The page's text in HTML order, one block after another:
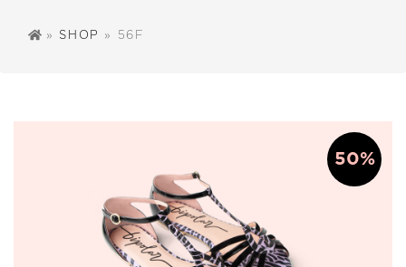
» SHOP » 56F
50%